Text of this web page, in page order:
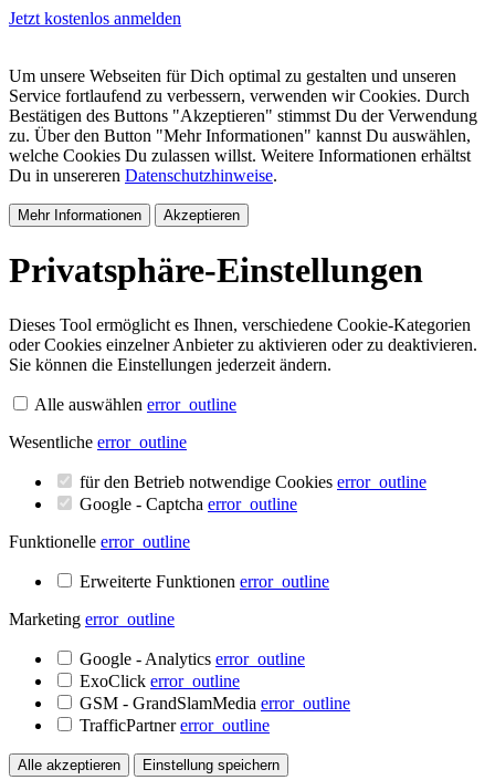
Jetzt kostenlos anmelden
Um unsere Webseiten für Dich optimal zu gestalten und unseren
Service fortlaufend zu verbessern, verwenden wir Cookies. Durch
Bestätigen des Buttons "Akzeptieren" stimmst Du der Verwendung
zu. Über den Button "Mehr Informationen" kannst Du auswählen,
welche Cookies Du zulassen willst. Weitere Informationen erhältst
Du in unsereren Datenschutzhinweise.
Mehr Informationen Akzeptieren
Privatsphäre-Einstellungen
Dieses Tool ermöglicht es Ihnen, verschiedene Cookie-Kategorien
oder Cookies einzelner Anbieter zu aktivieren oder zu deaktivieren.
Sie können die Einstellungen jederzeit ändern.
Alle auswählen error_outline
Wesentliche error_outline
für den Betrieb notwendige Cookies error_outline
Google - Captcha error_outline
Funktionelle error_outline
Erweiterte Funktionen error_outline
Marketing error_outline
Google - Analytics error_outline
ExoClick error_outline
GSM - GrandSlamMedia error_outline
TrafficPartnererror_outline
Alle akzeptieren Einstellung speichern